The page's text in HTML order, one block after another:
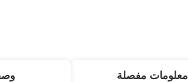
معلومات مفصلة